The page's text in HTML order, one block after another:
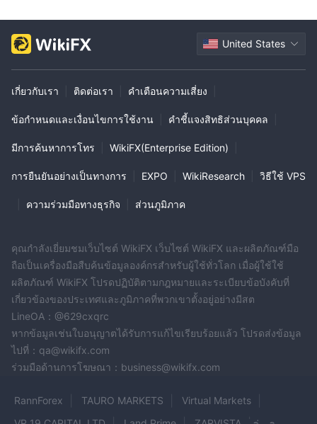
United States
เกี่ยวกับเรา ติดต่อเรา คำเตือนความเสี่ยง
ข้อกำหนดและเงื่อนไขการใช้งาน คำชี้แจงสิทธิส่วนบุคคล
มีการค้นหาการโทร WikiFX(Enterprise Edition)
การยืนยันอย่างเป็นทางการ EXPO WikiResearch วิธีใช้ VPS
ความร่วมมือทางธุรกิจ ส่วนภูมิภาค
คุณกำลังเยี่ยมชมเว็บไซต์ WikiFX เว็บไซต์ WikiFX และผลิตภัณฑ์มือ
ถือเป็นเครื่องมือสืบค้นข้อมูลองค์กรสำหรับผู้ใช้ทั่วโลก เมื่อผู้ใช้ใช้
ผลิตภัณฑ์ WikiFX โปรดปฏิบัติตามกฎหมายและระเบียบข้อบังคับที่
เกี่ยวข้องของประเทศและภูมิภาคที่พวกเขาตั้งอยู่อย่างมีสต
LineOA：@629cxqrc
หากข้อมูลเช่นใบอนุญาตได้รับการแก้ไขเรียบร้อยแล้ว โปรดส่งข้อมูล
ไปที่：qa@wikifx.com
ร่วมมือด้านการโฆษณา：business@wikifx.com
RannForex TAURO MARKETS
Virtual Markets